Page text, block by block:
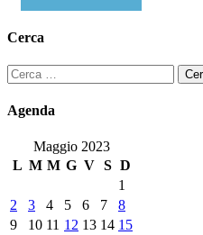
MORE
CALENDARIO
CERTIFICAZIONI
CORSI
–
(SESSIONE
ESTIVA)
Cerca
Ricerca
per:
Agenda
Maggio 2023
L M M G V S D
1
2
3 4 5 6 7
8
9
10 11 12 13 14 15